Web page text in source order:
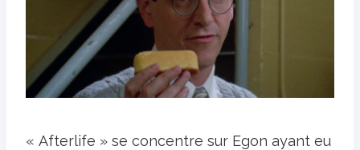
« Afterlife » se concentre sur Egon ayant eu